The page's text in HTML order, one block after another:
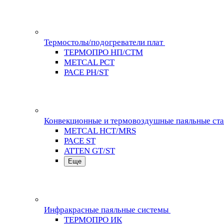
Термостолы/подогреватели плат
ТЕРМОПРО НП/СТМ
METCAL PCT
PACE PH/ST
Конвекционные и термовоздушные паяльные
METCAL HCT/MRS
PACE ST
ATTEN GT/ST
Еще
Инфракрасные паяльные системы
ТЕРМОПРО ИК